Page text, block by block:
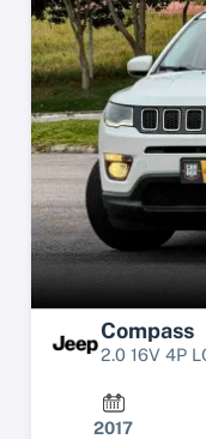
Compass
2.0 16V 4P
2017